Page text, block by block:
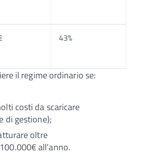
43%
il regime ordinario se:
costi da scaricare
di gestione);
oltre
all’anno.